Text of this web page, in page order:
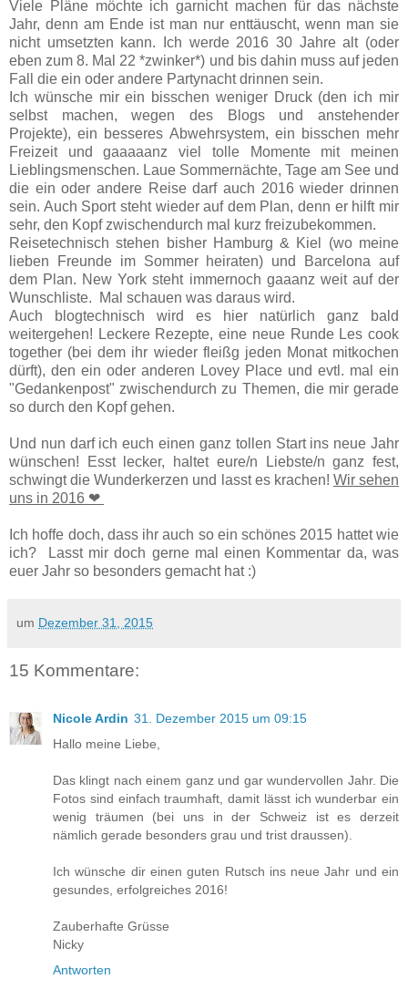
Viele Pläne möchte ich garnicht machen für das nächste
Jahr, denn am Ende ist man nur enttäuscht, wenn man sie
nicht umsetzten kann. Ich werde 2016 30 Jahre alt (oder
eben zum 8. Mal 22 *zwinker*) und bis dahin muss auf jeden
Fall die ein oder andere Partynacht drinnen sein.
Ich wünsche mir ein bisschen weniger Druck (den ich mir
selbst machen, wegen des Blogs und anstehender
Projekte), ein besseres Abwehrsystem, ein bisschen mehr
Freizeit und gaaaaanz viel tolle Momente mit meinen
Lieblingsmenschen. Laue Sommernächte, Tage am See und
die ein oder andere Reise darf auch 2016 wieder drinnen
sein. Auch Sport steht wieder auf dem Plan, denn er hilft mir
sehr, den Kopf zwischendurch mal kurz freizubekommen.
Reisetechnisch stehen bisher Hamburg & Kiel (wo meine
lieben Freunde im Sommer heiraten) und Barcelona auf
dem Plan. New York steht immernoch gaaanz weit auf der
Wunschliste. Mal schauen was daraus wird.
Auch blogtechnisch wird es hier natürlich ganz bald
weitergehen! Leckere Rezepte, eine neue Runde Les cook
together (bei dem ihr wieder fleißg jeden Monat mitkochen
dürft), den ein oder anderen Lovey Place und evtl. mal ein
"Gedankenpost" zwischendurch zu Themen, die mir gerade
so durch den Kopf gehen.
Und nun darf ich euch einen ganz tollen Start ins neue Jahr
wünschen! Esst lecker, haltet eure/n Liebste/n ganz fest,
schwingt die Wunderkerzen und lasst es krachen! Wir sehen
uns in 2016 ❤
Ich hoffe doch, dass ihr auch so ein schönes 2015 hattet wie
ich? Lasst mir doch gerne mal einen Kommentar da, was
euer Jahr so besonders gemacht hat :)
um Dezember 31, 2015
15 Kommentare:
Nicole Ardin 31. Dezember 2015 um 09:15
Hallo meine Liebe,
Das klingt nach einem ganz und gar wundervollen Jahr. Die
Fotos sind einfach traumhaft, damit lässt ich wunderbar ein
wenig träumen (bei uns in der Schweiz ist es derzeit
nämlich gerade besonders grau und trist draussen).
Ich wünsche dir einen guten Rutsch ins neue Jahr und ein
gesundes, erfolgreiches 2016!
Zauberhafte Grüsse
Nicky
Antworten